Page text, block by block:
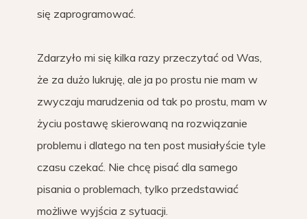
się zaprogramować.
Zdarzyło mi się kilka razy przeczytać od Was,
że za dużo lukruję, ale ja po prostu nie mam w
zwyczaju marudzenia od tak po prostu, mam w
życiu postawę skierowaną na rozwiązanie
problemu i dlatego na ten post musiałyście tyle
czasu czekać. Nie chcę pisać dla samego
pisania o problemach, tylko przedstawiać
możliwe wyjścia z sytuacji.